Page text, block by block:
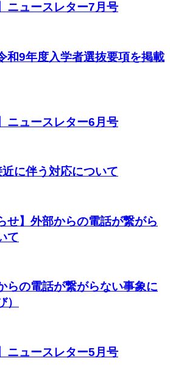
ニュースレター7月号
和9年度入学者選抜要項を掲載
ニュースレター6月号
に伴う対応について
せ】外部からの電話が繋がら
て
らの電話が繋がらない事象に
ニュースレター5月号